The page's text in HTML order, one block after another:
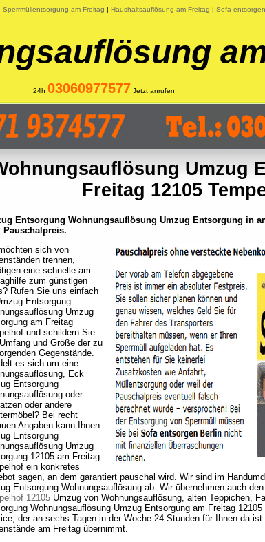
Sperrmüllentsorgung am Freitag | Haushaltsauflösung am Freitag | Sofa
24h 03060977577 Jetzt anrufen
Umzug
Freitag 12105
Entsorgung Wohnungsauflösung Umzug Entsorgung in
Pauschalpreis.
sich von
trennen,
eine schnelle am
zum günstigen
Rufen Sie uns einfach
Entsorgung
Umzug
am Freitag
und schildern Sie
und Größe der zu
Gegenstände.
es sich um eine
Eck
Entsorgung
oder
oder andere
Bei recht
Angaben kann Ihnen
Entsorgung
Umzug
12105 am Freitag
ein konkretes
sagen, an dem garantiert pauschal wird. Wir sind im
Entsorgung Wohnungsauflösung ab. Wir übernehmen auch den
12105 Umzug von Wohnungsauflösung, alten Teppichen,
Wohnungsauflösung Umzug Entsorgung am Freitag
der an sechs Tagen in der Woche 24 Stunden für Ihnen da
am Freitag übernimmt.